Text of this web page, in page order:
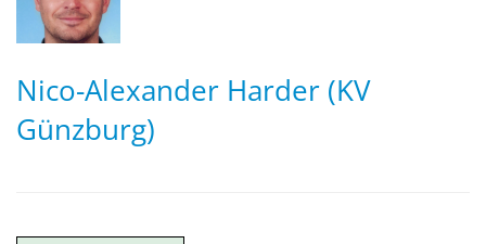
Nico-Alexander Harder (KV
Günzburg)